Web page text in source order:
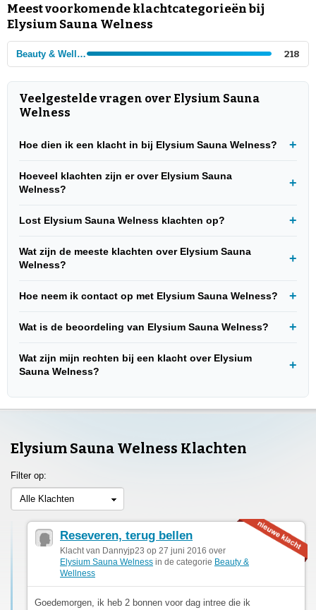
Meest voorkomende klachtcategorieën bij
Elysium Sauna Welness
Beauty & Wellness 218
Veelgestelde vragen over Elysium Sauna
Welness
Hoe dien ik een klacht in bij Elysium Sauna Welness?
Hoeveel klachten zijn er over Elysium Sauna
Welness?
Lost Elysium Sauna Welness klachten op?
Wat zijn de meeste klachten over Elysium Sauna
Welness?
Hoe neem ik contact op met Elysium Sauna Welness?
Wat is de beoordeling van Elysium Sauna Welness?
Wat zijn mijn rechten bij een klacht over Elysium
Sauna Welness?
Elysium Sauna Welness Klachten
Filter op:
Alle Klachten
Reseveren, terug bellen
Klacht van Dannyjp23 op 27 juni 2016 over
Elysium Sauna Welness in de categorie Beauty &
Wellness
Goedemorgen, ik heb 2 bonnen voor dag intree die ik